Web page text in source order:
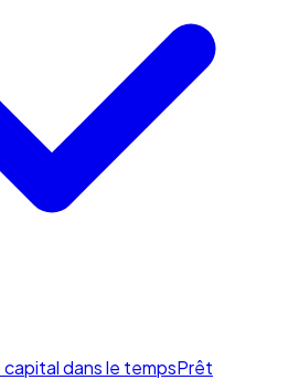
dans le tempsPrêt